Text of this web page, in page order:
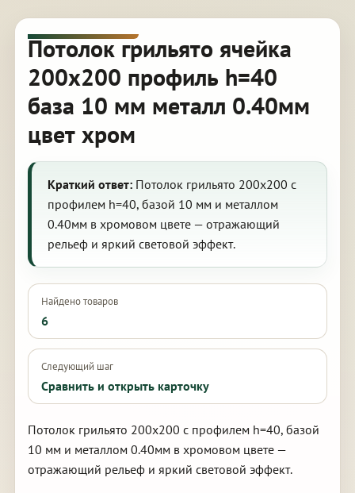
Потолок грильято ячейка
200х200 профиль h=40
база 10 мм металл 0.40мм
цвет хром
Краткий ответ:Потолок грильято 200х200 с
профилем h=40, базой 10 мм и металлом
0.40мм в хромовом цвете — отражающий
рельеф и яркий световой эффект.
Найдено товаров
6
Следующий шаг
Сравнить и открыть карточку
Потолок грильято 200х200 с профилем h=40, базой
10 мм и металлом 0.40мм в хромовом цвете —
отражающий рельеф и яркий световой эффект.